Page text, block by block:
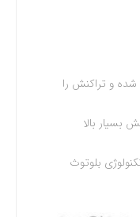
شده و تراکنش را
بسیار بالا
بلوتوث